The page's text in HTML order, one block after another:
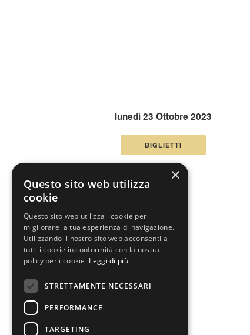
lunedì 23 Ottobre 2023
BIGLIETTI
×
Questo sito web utilizza
cookie
Questo sito web utilizza i cookie per
migliorare la tua esperienza di navigazione.
Utilizzando il nostro sito web acconsenti a
tutti i cookie in conformità con la nostra
policy per i cookie. Leggi di più
STRETTAMENTE NECESSARI
PERFORMANCE
TARGETING